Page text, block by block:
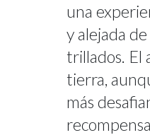
una
y alejada
trillados. El
tierra,
más